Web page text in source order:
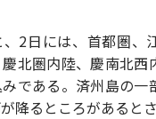
2日には、首都圏、
北圏内陸、慶南北西
である。済州島の一
降るところがあると